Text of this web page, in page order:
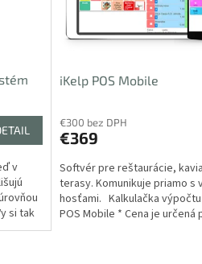
v
si tak
iKelp POS Mobile
€300 bez DPH
€369
Softvér pre reštaurácie,
terasy. Komunikuje priamo s
hosťami. Kalkulačka
POS Mobile * Cena je